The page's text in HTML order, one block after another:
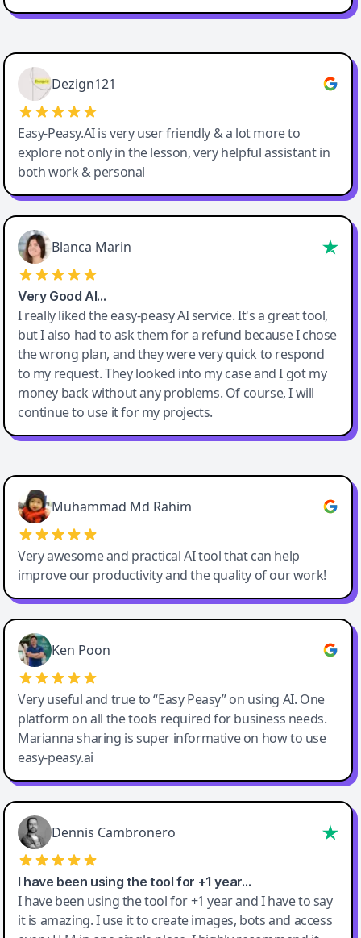
Easy-Peasy AI
Dezign121
Easy-Peasy.AI is very user friendly & a lot more to
explore not only in the lesson, very helpful assistant in
both work & personal
Blanca Marin
Very Good AI…
I really liked the easy-peasy AI service. It's a great tool,
but I also had to ask them for a refund because I chose
the wrong plan, and they were very quick to respond
to my request. They looked into my case and I got my
money back without any problems. Of course, I will
continue to use it for my projects.
Easy-Peasy AI
Muhammad Md Rahim
Very awesome and practical AI tool that can help
improve our productivity and the quality of our work!
Ken Poon
Very useful and true to “Easy Peasy” on using AI. One
platform on all the tools required for business needs.
Marianna sharing is super informative on how to use
easy-peasy.ai
Dennis Cambronero
I have been using the tool for +1 year…
I have been using the tool for +1 year and I have to say
it is amazing. I use it to create images, bots and access